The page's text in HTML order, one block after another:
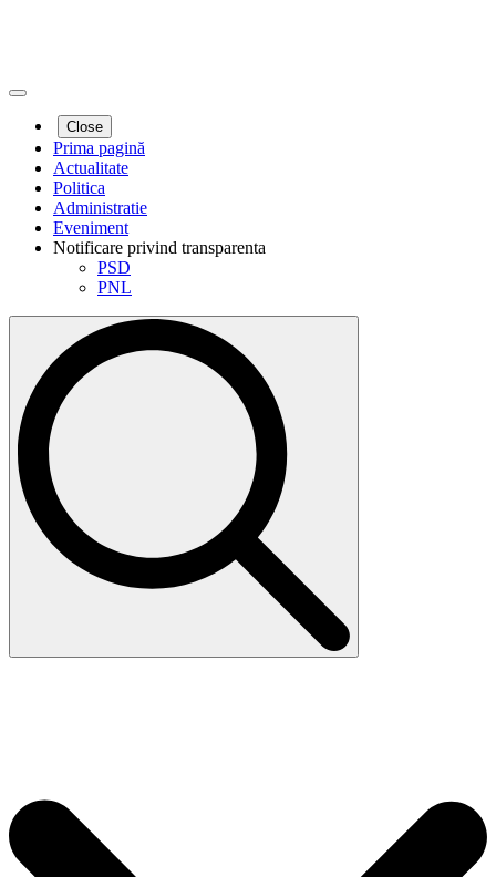
Close
Prima pagină
Actualitate
Politica
Administratie
Eveniment
Notificare privind transparenta
PSD
PNL